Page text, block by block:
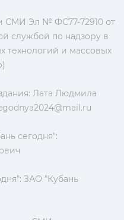
СМИ Эл № ФС77-72910 от
службой по надзору в
технологий и массовых
Лата Людмила
сегодня":
ЗАО "Кубань